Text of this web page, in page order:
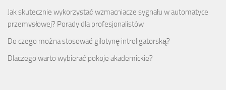
Jak skutecznie wykorzystać wzmacniacze sygnału w automatyce
przemysłowej? Porady dla profesjonalistów
Do czego można stosować gilotynę introligatorską?
Dlaczego warto wybierać pokoje akademickie?